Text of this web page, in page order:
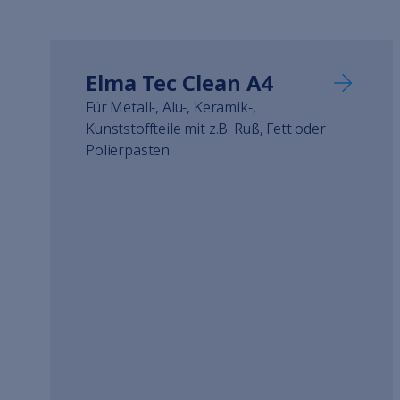
Cyclomotion Pro
Leak Controller
Unternehmen
Elma Tec Clean A4
Für Metall-, Alu-, Keramik-,
Kunststoffteile mit z.B. Ruß, Fett oder
Polierpasten